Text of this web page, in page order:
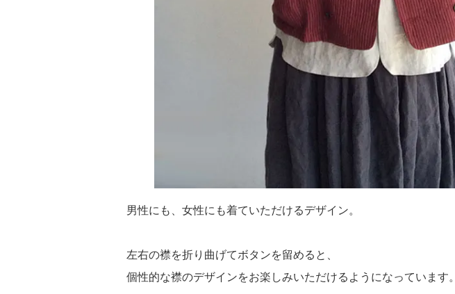
男性にも、女性にも着ていただけるデザイン。
左右の襟を折り曲げてボタンを留めると、
個性的な襟のデザインをお楽しみいただけるようになっています。